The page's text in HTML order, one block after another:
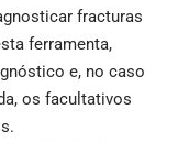
fracturas
ferramenta,
e, no caso
os facultativos